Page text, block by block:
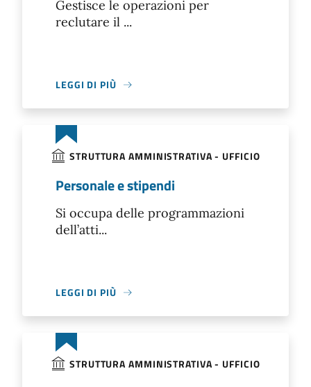
Gestisce le operazioni per
reclutare il ...
LEGGI DI PIÙ
STRUTTURA AMMINISTRATIVA - UFFICIO
Personale e stipendi
Si occupa delle programmazioni
dell’atti...
LEGGI DI PIÙ
STRUTTURA AMMINISTRATIVA - UFFICIO